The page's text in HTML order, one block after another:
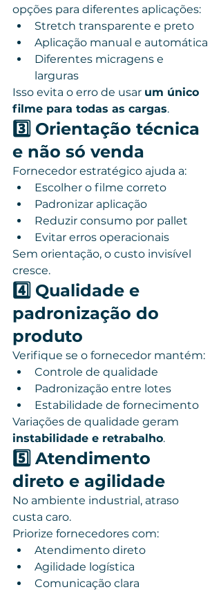
opções para diferentes aplicações:
Stretch transparente e preto
Aplicação manual e automática
Diferentes micragens e
larguras
Isso evita o erro de usar um único
filme para todas as cargas.
3️⃣ Orientação técnica
e não só venda
Fornecedor estratégico ajuda a:
Escolher o filme correto
Padronizar aplicação
Reduzir consumo por pallet
Evitar erros operacionais
Sem orientação, o custo invisível
cresce.
4️⃣ Qualidade e
padronização do
produto
Verifique se o fornecedor mantém:
Controle de qualidade
Padronização entre lotes
Estabilidade de fornecimento
Variações de qualidade geram
instabilidade e retrabalho.
5️⃣ Atendimento
direto e agilidade
No ambiente industrial, atraso
custa caro.
Priorize fornecedores com:
Atendimento direto
Agilidade logística
Comunicação clara